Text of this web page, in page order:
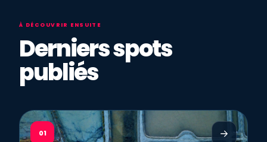
À DÉCOUVRIR ENSUITE
Derniers spots
publiés
01